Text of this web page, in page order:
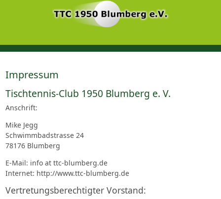
Impressum
Tischtennis-Club 1950 Blumberg e. V.
Anschrift:
Mike Jegg
Schwimmbadstrasse 24
78176 Blumberg
E-Mail: info at ttc-blumberg.de
Internet: http://www.ttc-blumberg.de
Vertretungsberechtigter Vorstand: